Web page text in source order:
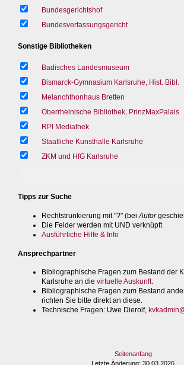
Bundesgerichtshof
Bundesverfassungsgericht
Sonstige Bibliotheken
Badisches Landesmuseum
Bismarck-Gymnasium Karlsruhe, Hist. Bibl.
Melanchthonhaus Bretten
Oberrheinische Bibliothek, PrinzMaxPalais
RPI Mediathek
Staatliche Kunsthalle Karlsruhe
ZKM und HfG Karlsruhe
Tipps zur Suche
Rechtstrunkierung mit "?" (bei Autor
Die Felder werden mit UND verknüpft
Ausführliche Hilfe & Info
Ansprechpartner
Bibliographische Fragen zum Bestand der
Karlsruhe an die virtuelle Auskunft.
Bibliographische Fragen zum Bestand
richten Sie bitte direkt an diese.
Technische Fragen: Uwe Dierolf,
Seitenanfang
Letzte Änderung: 30.03.2026